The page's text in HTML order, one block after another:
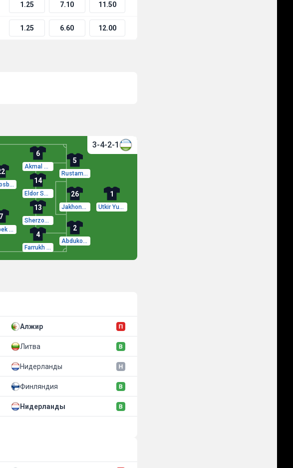
1.25 7.10 11.50
1.25 6.60 12.00
1
Utkir Yusupov
2
Abdukodir Khusanov
26
Jakhongir Urozov
5
Rustam Ashurmatov
4
Farrukh Sayfiev
13
Sherzod Nasrullaev
14
Eldor Shomurodov
6
Akmal Mozgovoy
7
Otabek Shukurov
Abbosbek Fayzullaev
3-4-2-1
Алжир
Литва
Нидерланды
Финляндия
Нидерланды